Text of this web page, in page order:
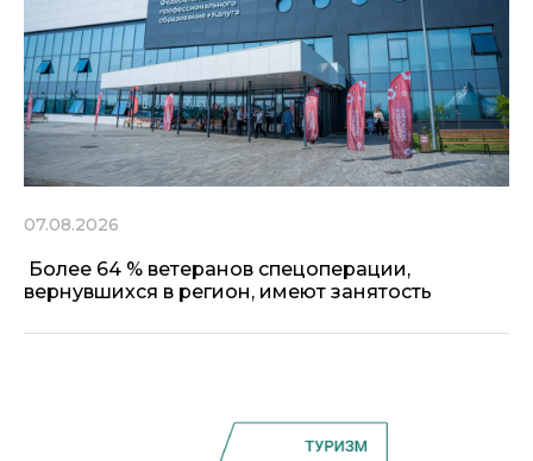
07.08.2026
Более 64 % ветеранов спецоперации,
вернувшихся в регион, имеют занятость